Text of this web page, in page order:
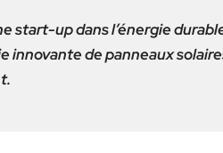
start-up dans l’énergie
innovante de panneaux